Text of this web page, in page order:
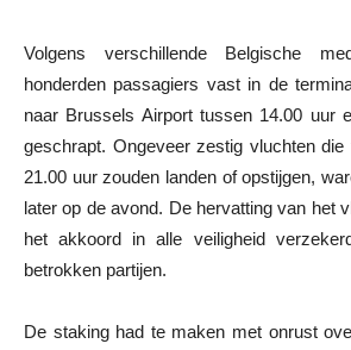
Volgens verschillende Belgische
honderden passagiers vast in de
naar Brussels Airport tussen 14.00 uur
geschrapt. Ongeveer zestig vluchten
21.00 uur zouden landen of opstijgen,
later op de avond. De hervatting van het
het akkoord in alle veiligheid
betrokken partijen.
De staking had te maken met onrust